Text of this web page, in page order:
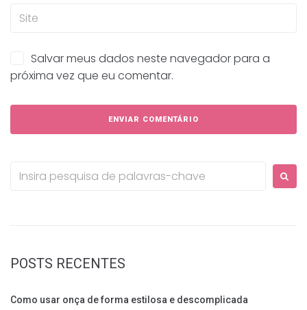
Salvar meus dados neste navegador para a
próxima vez que eu comentar.
Procurar:
POSTS RECENTES
Como usar onça de forma estilosa e descomplicada